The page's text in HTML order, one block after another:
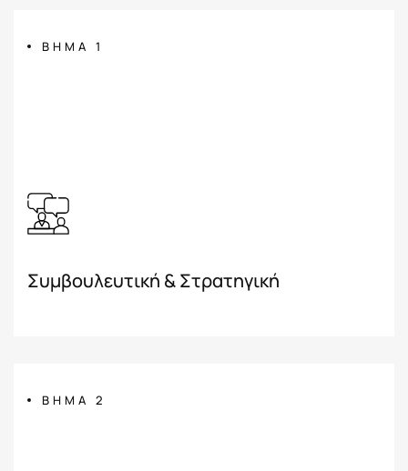
ΒΗΜΑ 1
Συμβουλευτική & Στρατηγική
ΒΗΜΑ 2